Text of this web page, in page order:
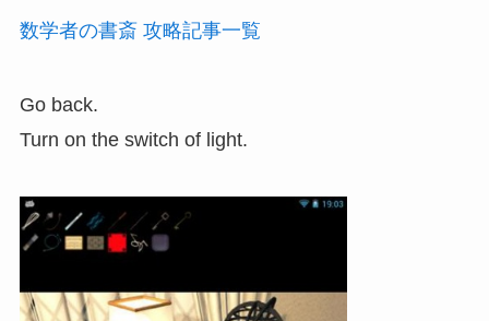
数学者の書斎 攻略記事一覧
Go back.
Turn on the switch of light.